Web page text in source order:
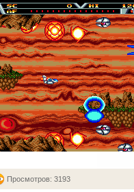
Просмотров: 3193